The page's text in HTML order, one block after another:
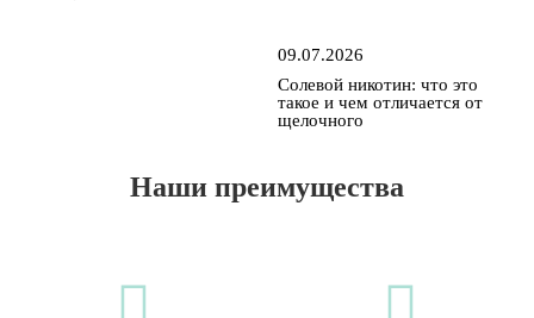
09.07.2026
Солевой никотин: что это
такое и чем отличается от
щелочного
Наши преимущества